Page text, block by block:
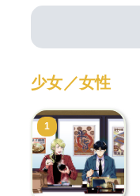
少女／女性
1